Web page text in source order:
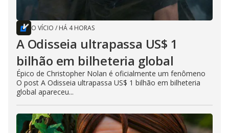
O VÍCIO / HÁ 4 HORAS
A Odisseia ultrapassa US$ 1
bilhão em bilheteria global
Épico de Christopher Nolan é oficialmente um fenômeno
O post A Odisseia ultrapassa US$ 1 bilhão em bilheteria
global apareceu...